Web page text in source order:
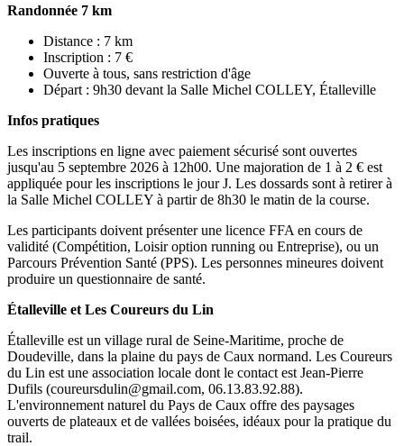
Randonnée 7 km
Distance : 7 km
Inscription : 7 €
Ouverte à tous, sans restriction d'âge
Départ : 9h30 devant la Salle Michel COLLEY, Étalleville
Infos pratiques
Les inscriptions en ligne avec paiement sécurisé sont ouvertes
jusqu'au 5 septembre 2026 à 12h00. Une majoration de 1 à 2 € est
appliquée pour les inscriptions le jour J. Les dossards sont à retirer à
la Salle Michel COLLEY à partir de 8h30 le matin de la course.
Les participants doivent présenter une licence FFA en cours de
validité (Compétition, Loisir option running ou Entreprise), ou un
Parcours Prévention Santé (PPS). Les personnes mineures doivent
produire un questionnaire de santé.
Étalleville et Les Coureurs du Lin
Étalleville est un village rural de Seine-Maritime, proche de
Doudeville, dans la plaine du pays de Caux normand. Les Coureurs
du Lin est une association locale dont le contact est Jean-Pierre
Dufils (coureursdulin@gmail.com, 06.13.83.92.88).
L'environnement naturel du Pays de Caux offre des paysages
ouverts de plateaux et de vallées boisées, idéaux pour la pratique du
trail.